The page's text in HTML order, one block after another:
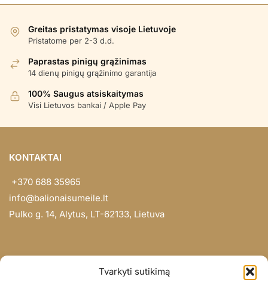
Tvarkyti sutikimą
Greitas pristatymas visoje Lietuvoje
Pristatome per 2-3 d.d.
Paprastas pinigų grąžinimas
14 dienų pinigų grąžinimo garantija
100% Saugus atsiskaitymas
Visi Lietuvos bankai / Apple Pay
KONTAKTAI
+370 688 35965
info@balionaisumeile.lt
Pulko g. 14, Alytus, LT-62133, Lietuva